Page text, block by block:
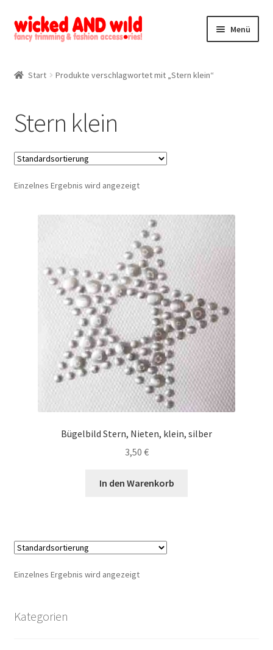
Zur
Navigation
Zum
Inhalt
Menü
Mein Konto
Kontakt
Start Produkte verschlagwortet mit „Stern klein“
Stern klein
Einzelnes Ergebnis wird angezeigt
Bügelbild Stern, Nieten, klein, silber
3,50 €
In den Warenkorb
Einzelnes Ergebnis wird angezeigt
Kategorien